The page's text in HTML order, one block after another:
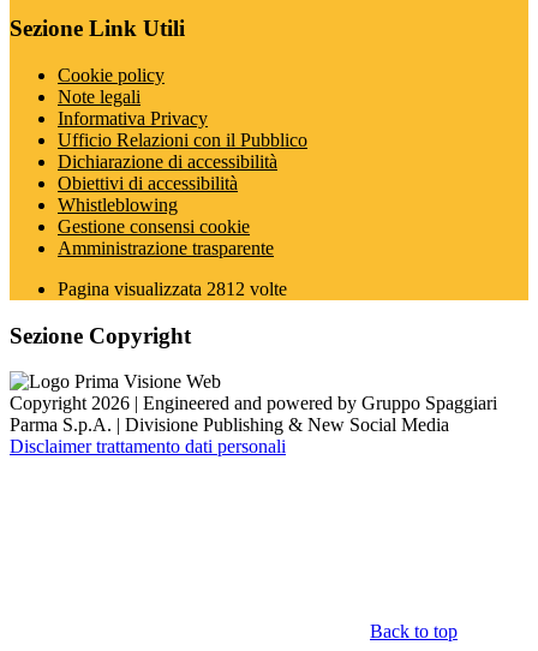
Sezione Link Utili
Cookie policy
Note legali
Informativa Privacy
Ufficio Relazioni con il Pubblico
Dichiarazione di accessibilità
Obiettivi di accessibilità
Whistleblowing
Gestione consensi cookie
Amministrazione trasparente
Pagina visualizzata 2812 volte
Sezione Copyright
Copyright 2026 | Engineered and powered by Gruppo Spaggiari
Parma S.p.A. | Divisione Publishing & New Social Media
Disclaimer trattamento dati personali
Back to top